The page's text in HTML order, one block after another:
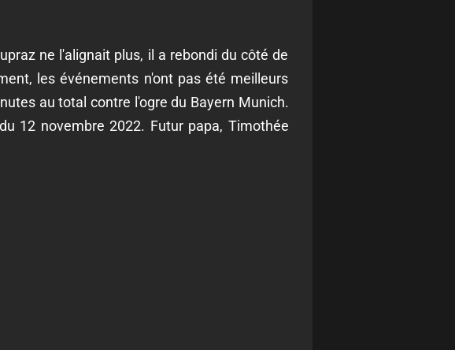
ne l'alignait plus, il a rebondi du côté de
les événements n'ont pas été meilleurs
au total contre l'ogre du Bayern Munich.
12 novembre 2022. Futur papa, Timothée